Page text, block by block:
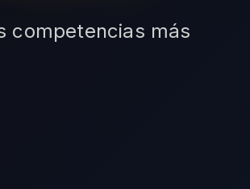
competencias más